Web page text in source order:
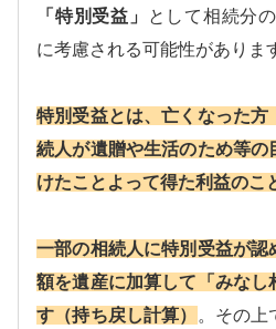
「特別受益」
として相続分
に考慮される可能性がありま
特別受益とは、亡くなった方
続人が遺贈や生活のため等の
けたことよって得た利益のこ
一部の相続人に特別受益が認
額を遺産に加算して「みなし
す（持ち戻し計算）
。その上